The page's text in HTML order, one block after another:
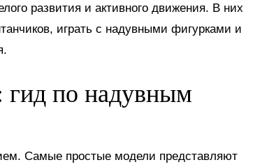
развития и активного движения. В них
играть с надувными фигурками и
гид по надувным
Самые простые модели представляют